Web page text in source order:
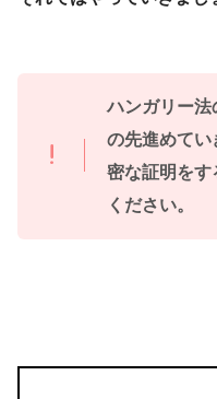
ハンガリー法
の先進めてい
密な証明をす
ください。